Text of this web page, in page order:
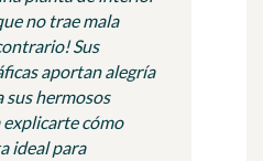
no trae mala
Sus
aportan alegría
sus hermosos
explicarte cómo
ideal para